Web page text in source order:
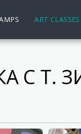
ART CLASSES
С T.